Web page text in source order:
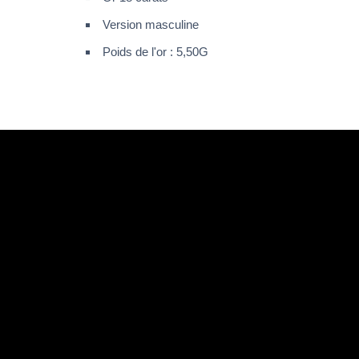
Version masculine
Poids de l'or : 5,50G